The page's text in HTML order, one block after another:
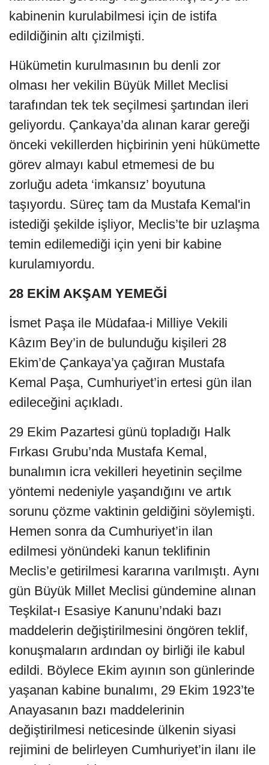
kabinenin kurulabilmesi için de istifa
edildiğinin altı çizilmişti.
Hükümetin kurulmasının bu denli zor
olması her vekilin Büyük Millet Meclisi
tarafından tek tek seçilmesi şartından ileri
geliyordu. Çankaya’da alınan karar gereği
önceki vekillerden hiçbirinin yeni hükümette
görev almayı kabul etmemesi de bu
zorluğu adeta ‘imkansız’ boyutuna
taşıyordu. Süreç tam da Mustafa Kemal'in
istediği şekilde işliyor, Meclis’te bir uzlaşma
temin edilemediği için yeni bir kabine
kurulamıyordu.
28 EKİM AKŞAM YEMEĞİ
İsmet Paşa ile Müdafaa-i Milliye Vekili
Kâzım Bey’in de bulunduğu kişileri 28
Ekim’de Çankaya’ya çağıran Mustafa
Kemal Paşa, Cumhuriyet’in ertesi gün ilan
edileceğini açıkladı.
29 Ekim Pazartesi günü topladığı Halk
Fırkası Grubu’nda Mustafa Kemal,
bunalımın icra vekilleri heyetinin seçilme
yöntemi nedeniyle yaşandığını ve artık
sorunu çözme vaktinin geldiğini söylemişti.
Hemen sonra da Cumhuriyet’in ilan
edilmesi yönündeki kanun teklifinin
Meclis’e getirilmesi kararına varılmıştı. Aynı
gün Büyük Millet Meclisi gündemine alınan
Teşkilat-ı Esasiye Kanunu’ndaki bazı
maddelerin değiştirilmesini öngören teklif,
konuşmaların ardından oy birliği ile kabul
edildi. Böylece Ekim ayının son günlerinde
yaşanan kabine bunalımı, 29 Ekim 1923’te
Anayasanın bazı maddelerinin
değiştirilmesi neticesinde ülkenin siyasi
rejimini de belirleyen Cumhuriyet’in ilanı ile